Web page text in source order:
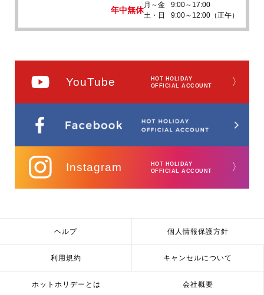
年中無休
月～金
9:00～17:00
土・日
9:00～12:00（正午）
YouTube
HOT HOLIDAY
OFFICIAL ACCOUNT
〉
Instagram
HOT HOLIDAY
OFFICIAL ACCOUNT
〉
ヘルプ 個人情報保護方針
利用規約 キャンセルについて
ホットホリデーとは 会社概要